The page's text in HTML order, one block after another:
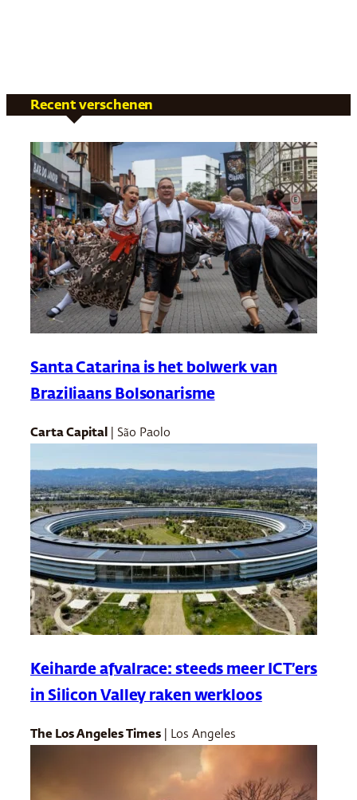
Recent verschenen
Santa Catarina is het bolwerk van
Braziliaans Bolsonarisme
Carta Capital | São Paolo
Keiharde afvalrace: steeds meer ICT’ers
in Silicon Valley raken werkloos
The Los Angeles Times | Los Angeles